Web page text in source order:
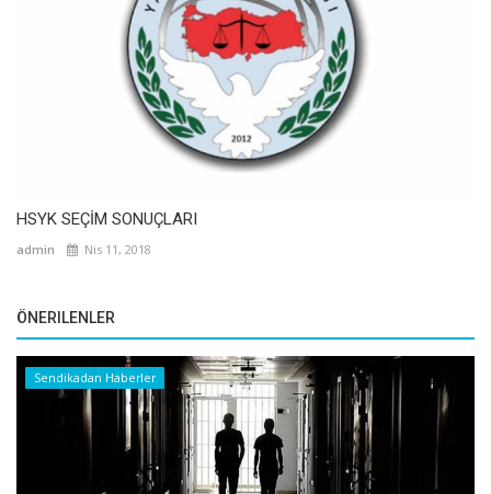
HSYK SEÇİM SONUÇLARI
admin Nis 11, 2018
ÖNERILENLER
Sendikadan Haberler